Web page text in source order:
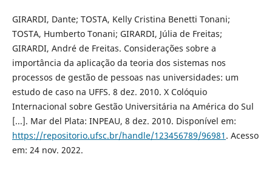
GIRARDI, Dante; TOSTA, Kelly Cristina Benetti Tonani;
TOSTA, Humberto Tonani; GIRARDI, Júlia de Freitas;
GIRARDI, André de Freitas. Considerações sobre a
importância da aplicação da teoria dos sistemas nos
processos de gestão de pessoas nas universidades: um
estudo de caso na UFFS. 8 dez. 2010. X Colóquio
Internacional sobre Gestão Universitária na América do Sul
[...]. Mar del Plata: INPEAU, 8 dez. 2010. Disponível em:
https://repositorio.ufsc.br/handle/123456789/96981 . Acesso
em: 24 nov. 2022.